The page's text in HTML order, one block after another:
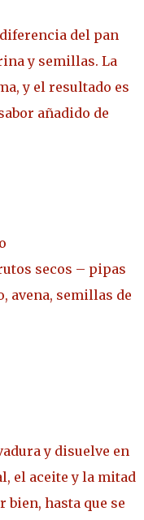
del pan
y semillas. La
y el resultado es
añadido de
secos – pipas
avena, semillas de
y disuelve en
el aceite y la mitad
hasta que se